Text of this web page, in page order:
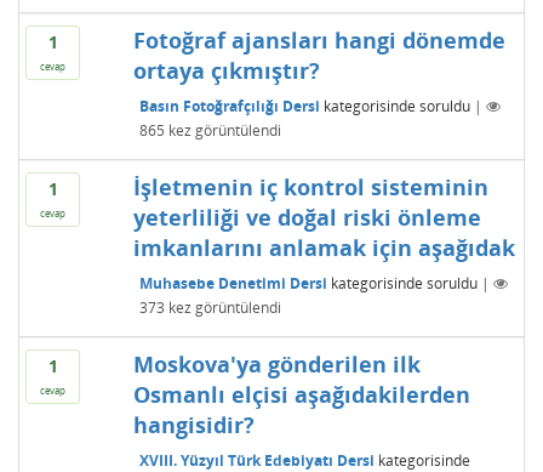
1
cevap
Fotoğraf ajansları hangi dönemde
ortaya çıkmıştır?
Basın Fotoğrafçılığı Dersi kategorisinde soruldu |
865 kez görüntülendi
1
cevap
İşletmenin iç kontrol sisteminin
yeterliliği ve doğal riski önleme
imkanlarını anlamak için aşağıdak
Muhasebe Denetimi Dersi kategorisinde soruldu |
373 kez görüntülendi
1
cevap
Moskova'ya gönderilen ilk
Osmanlı elçisi aşağıdakilerden
hangisidir?
XVIII. Yüzyıl Türk Edebiyatı Dersi kategorisinde